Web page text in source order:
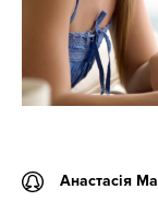
Анастасія